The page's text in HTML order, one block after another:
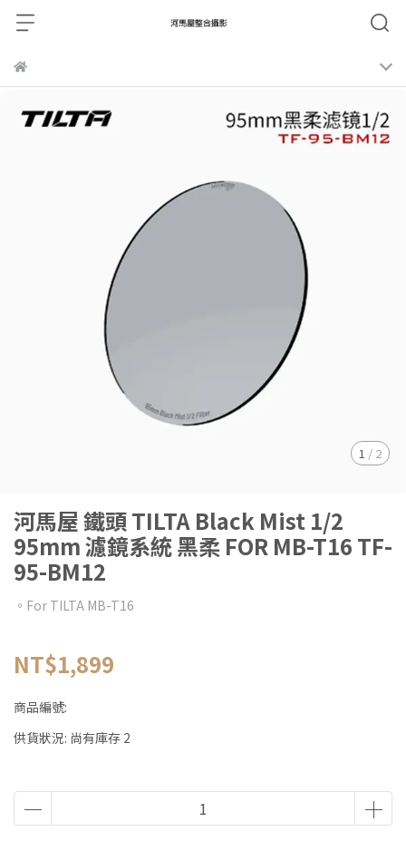
1 / 2
河馬屋 鐵頭 TILTA Black Mist 1/2
95mm 濾鏡系統 黑柔 FOR MB-T16 TF-
95-BM12
。For TILTA MB-T16
NT$1,899
商品編號:
供貨狀況: 尚有庫存 2